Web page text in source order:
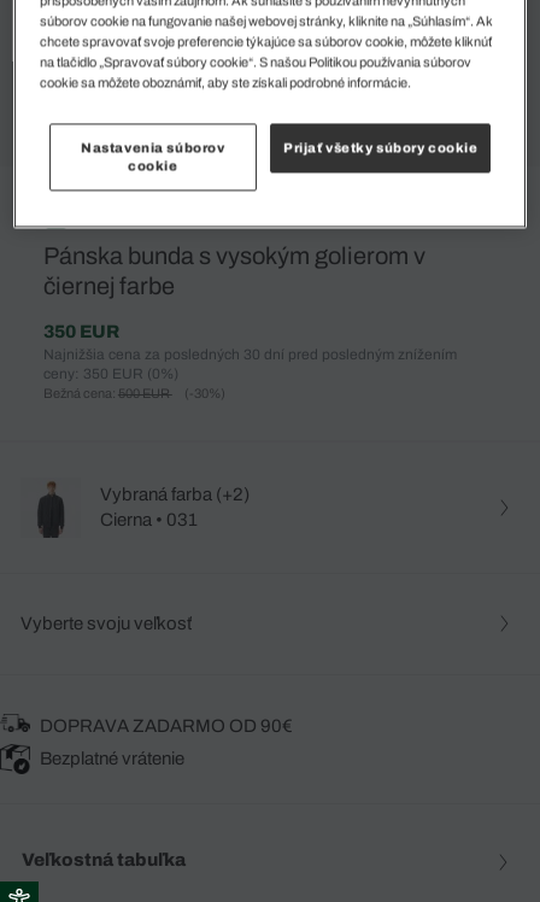
Pánska bunda s vysokým golierom v
čiernej farbe
350 EUR
Najnižšia cena za posledných 30 dní pred posledným znížením
ceny: 350 EUR (0%)
Bežná cena: 500 EUR (-30%)
Vybraná farba (+2)
Cierna • 031
Vyberte svoju veľkosť
DOPRAVA ZADARMO OD 90€
Bezplatné vrátenie
Veľkostná tabuľka
súborov cookie na fungovanie našej webovej stránky, kliknite na „Súhlasím“. Ak
chcete spravovať svoje preferencie týkajúce sa súborov cookie, môžete kliknúť
na tlačidlo „Spravovať súbory cookie“. S našou Politikou používania súborov
cookie sa môžete oboznámiť, aby ste získali podrobné informácie.
Nastavenia súborov
cookie
Prijať všetky súbory cookie